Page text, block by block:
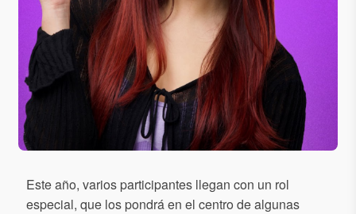
Este año, varios participantes llegan con un rol
especial, que los pondrá en el centro de algunas